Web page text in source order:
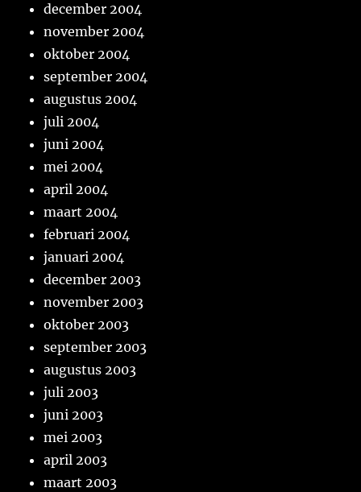
december 2004
november 2004
oktober 2004
september 2004
augustus 2004
juli 2004
juni 2004
mei 2004
april 2004
maart 2004
februari 2004
januari 2004
december 2003
november 2003
oktober 2003
september 2003
augustus 2003
juli 2003
juni 2003
mei 2003
april 2003
maart 2003